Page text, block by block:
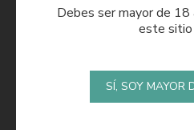
Debes ser mayor de 18
este
SÍ, SOY MAYOR